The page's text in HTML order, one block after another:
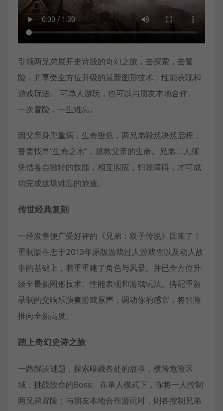
引领两兄弟展开史诗般的奇幻之旅，去探索，去冒
险，并享受全方位升级的最新图形技术、性能表现和
游戏玩法。 可单人游玩，也可以与朋友本地合作。
一次冒险，一生难忘。
因父亲身患重病，生命垂危，两兄弟毅然决然启程，
誓要找寻“生命之水”，拯救父亲的生命。兄弟二人须
凭借各自独特的技能，相互照应，扫除障碍，才可成
功完成这场难忘的旅途。
传世经典复刻
一经发售便广受好评的《兄弟：双子传说》回来了！
重制版在忠于2013年原版游戏过人游戏性以及动人故
事的基础上，着重重建了角色与风景。并已全方位升
级至最新图形技术、性能表现和游戏玩法。搭配重新
录制的交响乐演奏游戏原声，调动你的感官，将冒险
推向全新高度。
踏上奇幻史诗之旅
一路解决谜题，探索暗藏各处的故事，横跨危险区
域，挑战致命的Boss。在单人模式下，你将一人控制
两兄弟冒险；与朋友本地合作游玩时，则各控制兄弟